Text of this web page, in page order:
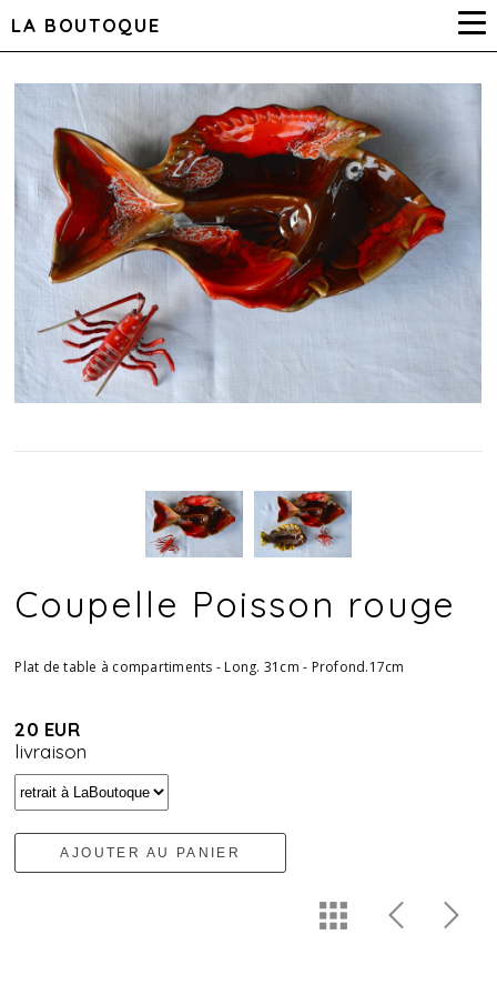
LA BOUTOQUE
Coupelle Poisson rouge
Plat de table à compartiments - Long. 31cm - Profond.17cm
20 EUR
livraison
AJOUTER AU PANIER